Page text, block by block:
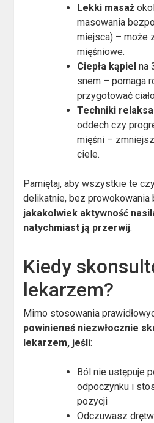
Lekki masaż
masowania
miejsca) – może
mięśniowe.
Ciepła kąpiel na
snem – pomaga
przygotować
Techniki
oddech czy
mięśni –
ciele.
Pamiętaj, aby wszystkie te
delikatnie, bez prowokowania
jakakolwiek aktywność
natychmiast ją przerwij.
Kiedy
lekarzem?
Mimo stosowania
powinieneś niezwłocznie
lekarzem, jeśli:
Ból nie ustępuje
odpoczynku i
pozycji
Odczuwasz